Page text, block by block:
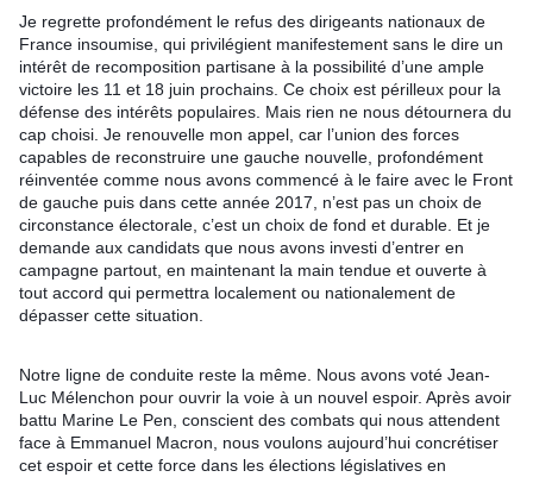
Je regrette profondément le refus des dirigeants nationaux de
France insoumise, qui privilégient manifestement sans le dire un
intérêt de recomposition partisane à la possibilité d’une ample
victoire les 11 et 18 juin prochains. Ce choix est périlleux pour la
défense des intérêts populaires. Mais rien ne nous détournera du
cap choisi. Je renouvelle mon appel, car l’union des forces
capables de reconstruire une gauche nouvelle, profondément
réinventée comme nous avons commencé à le faire avec le Front
de gauche puis dans cette année 2017, n’est pas un choix de
circonstance électorale, c’est un choix de fond et durable. Et je
demande aux candidats que nous avons investi d’entrer en
campagne partout, en maintenant la main tendue et ouverte à
tout accord qui permettra localement ou nationalement de
dépasser cette situation.
Notre ligne de conduite reste la même. Nous avons voté Jean-
Luc Mélenchon pour ouvrir la voie à un nouvel espoir. Après avoir
battu Marine Le Pen, conscient des combats qui nous attendent
face à Emmanuel Macron, nous voulons aujourd’hui concrétiser
cet espoir et cette force dans les élections législatives en